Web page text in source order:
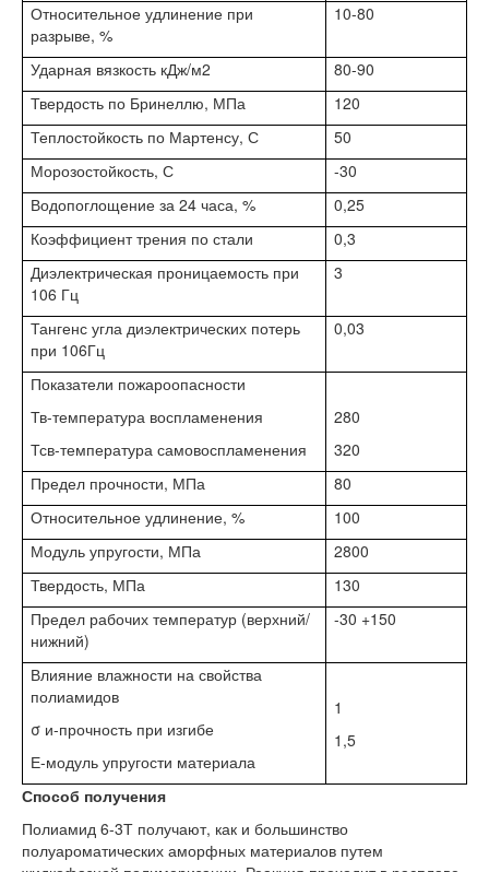
Относительное удлинение при
разрыве, %
10-80
Ударная вязкость кДж/м2
80-90
Твердость по Бринеллю, МПа
120
Теплостойкость по Мартенсу, С
50
Морозостойкость, С
-30
Водопоглощение за 24 часа, %
0,25
Коэффициент трения по стали
0,3
Диэлектрическая проницаемость при
106 Гц
3
Тангенс угла диэлектрических потерь
при 106Гц
0,03
Показатели пожароопасности
Тв-температура воспламенения
Тсв-температура самовоспламенения
280
320
Предел прочности, МПа
80
Относительное удлинение, %
100
Модуль упругости, МПа
2800
Твердость, МПа
130
Предел рабочих температур (верхний/
нижний)
-30 +150
Влияние влажности на свойства
полиамидов
σ и-прочность при изгибе
Е-модуль упругости материала
1
1,5
Способ получения
Полиамид 6-3Т получают, как и большинство
полуароматических аморфных материалов путем